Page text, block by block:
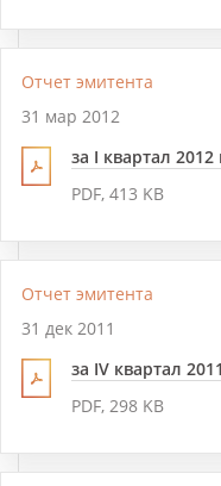
Отчет эмитента
31 мар 2012
за I квартал 2012
PDF, 413 KB
Отчет эмитента
31 дек 2011
за IV квартал
PDF, 298 KB